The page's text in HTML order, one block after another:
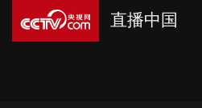
直播中国